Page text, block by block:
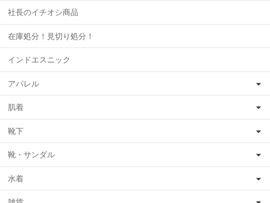
社長のイチオシ商品
在庫処分！見切り処分！
インドエスニック
アパレル
肌着
靴下
靴・サンダル
水着